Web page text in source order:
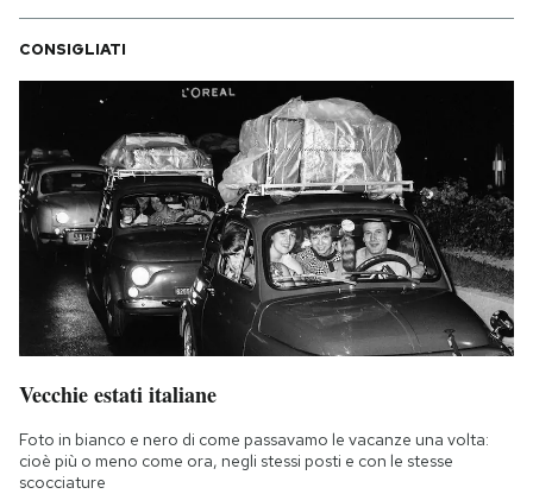
CONSIGLIATI
Vecchie estati italiane
Foto in bianco e nero di come passavamo le vacanze una volta:
cioè più o meno come ora, negli stessi posti e con le stesse
scocciature